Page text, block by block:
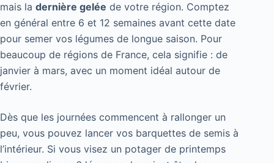
mais la dernière gelée de votre région. Comptez
en général entre 6 et 12 semaines avant cette date
pour semer vos légumes de longue saison. Pour
beaucoup de régions de France, cela signifie : de
janvier à mars, avec un moment idéal autour de
février.
Dès que les journées commencent à rallonger un
peu, vous pouvez lancer vos barquettes de semis à
l’intérieur. Si vous visez un potager de printemps